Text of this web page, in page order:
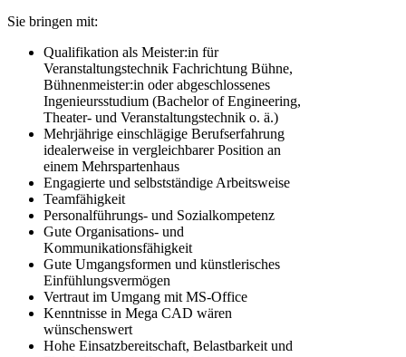
Sie bringen mit:
Qualifikation als Meister:in für
Veranstaltungstechnik Fachrichtung Bühne,
Bühnenmeister:in oder abgeschlossenes
Ingenieursstudium (Bachelor of Engineering,
Theater- und Veranstaltungstechnik o. ä.)
Mehrjährige einschlägige Berufserfahrung
idealerweise in vergleichbarer Position an
einem Mehrspartenhaus
Engagierte und selbstständige Arbeitsweise
Teamfähigkeit
Personalführungs- und Sozialkompetenz
Gute Organisations- und
Kommunikationsfähigkeit
Gute Umgangsformen und künstlerisches
Einfühlungsvermögen
Vertraut im Umgang mit MS-Office
Kenntnisse in Mega CAD wären
wünschenswert
Hohe Einsatzbereitschaft, Belastbarkeit und